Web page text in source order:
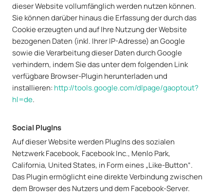
dieser Website vollumfänglich werden nutzen können.
Sie können darüber hinaus die Erfassung der durch das
Cookie erzeugten und auf Ihre Nutzung der Website
bezogenen Daten (inkl. Ihrer IP-Adresse) an Google
sowie die Verarbeitung dieser Daten durch Google
verhindern, indem Sie das unter dem folgenden Link
verfügbare Browser-Plugin herunterladen und
installieren: http://tools.google.com/dlpage/gaoptout?
hl=de.
Social PlugIns
Auf dieser Website werden PlugIns des sozialen
Netzwerk Facebook, Facebook Inc., Menlo Park,
California, United States, in Form eines „Like-Button“.
Das Plugin ermöglicht eine direkte Verbindung zwischen
dem Browser des Nutzers und dem Facebook-Server.